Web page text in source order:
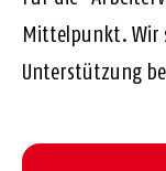
Mittelpunkt. Wir
Unterstützung